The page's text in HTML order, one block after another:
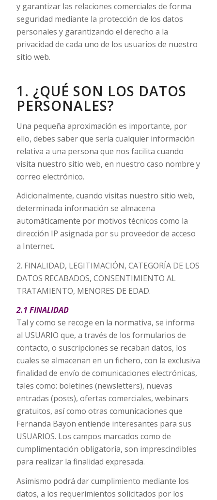
y garantizar las relaciones comerciales de forma
seguridad mediante la protección de los datos
personales y garantizando el derecho a la
privacidad de cada uno de los usuarios de nuestro
sitio web.
1. ¿QUÉ SON LOS DATOS
PERSONALES?
Una pequeña aproximación es importante, por
ello, debes saber que sería cualquier información
relativa a una persona que nos facilita cuando
visita nuestro sitio web, en nuestro caso nombre y
correo electrónico.
Adicionalmente, cuando visitas nuestro sitio web,
determinada información se almacena
automáticamente por motivos técnicos como la
dirección IP asignada por su proveedor de acceso
a Internet.
2. FINALIDAD, LEGITIMACIÓN, CATEGORÍA DE LOS
DATOS RECABADOS, CONSENTIMIENTO AL
TRATAMIENTO, MENORES DE EDAD.
2.1 FINALIDAD
Tal y como se recoge en la normativa, se informa
al USUARIO que, a través de los formularios de
contacto, o suscripciones se recaban datos, los
cuales se almacenan en un fichero, con la exclusiva
finalidad de envío de comunicaciones electrónicas,
tales como: boletines (newsletters), nuevas
entradas (posts), ofertas comerciales, webinars
gratuitos, así como otras comunicaciones que
Fernanda Bayon entiende interesantes para sus
USUARIOS. Los campos marcados como de
cumplimentación obligatoria, son imprescindibles
para realizar la finalidad expresada.
Asimismo podrá dar cumplimiento mediante los
datos, a los requerimientos solicitados por los